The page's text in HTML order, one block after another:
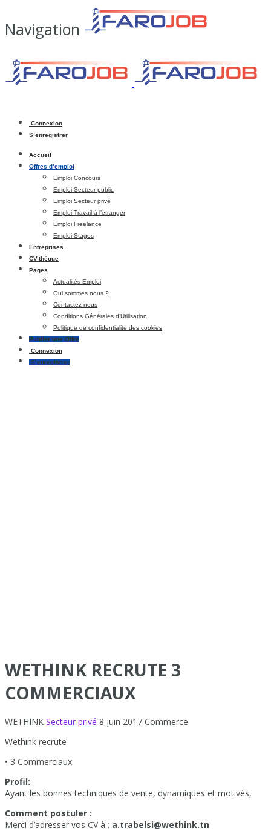
Navigation
Connexion
S’enregistrer
Accueil
Offres d’emploi
Emploi Concours
Emploi Secteur public
Emploi Secteur privé
Emploi Travail à l’étranger
Emploi Freelance
Emploi Stages
Entreprises
CV-thèque
Pages
Actualités Emploi
Qui sommes nous ?
Contactez nous
Conditions Générales d’Utilisation
Politique de confidentialité des cookies
Publier une Offre
Connexion
S’enregistrer
WETHINK RECRUTE 3
COMMERCIAUX
WETHINK Secteur privé 8 juin 2017 Commerce
Wethink recrute
• 3 Commerciaux
Profil:
Ayant les bonnes techniques de vente, dynamiques et motivés,
Comment postuler :
Merci d’adresser vos CV à : a.trabelsi@wethink.tn